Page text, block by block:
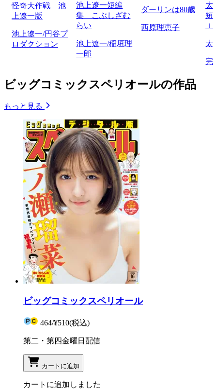
怪奇大作戦 池
上遼一版
池上遼一/円谷プ
ロダクション
池上遼一短編
集 こぶしざむ
らい
池上遼一/稲垣理
一郎
ダーリンは80歳
西原理恵子
太
短
太
完
ビッグコミックスペリオールの作品
もっと見る
ビッグコミックスペリオール
464/¥510(税込)
第二・第四金曜日配信
カートに追加
カートに追加しました